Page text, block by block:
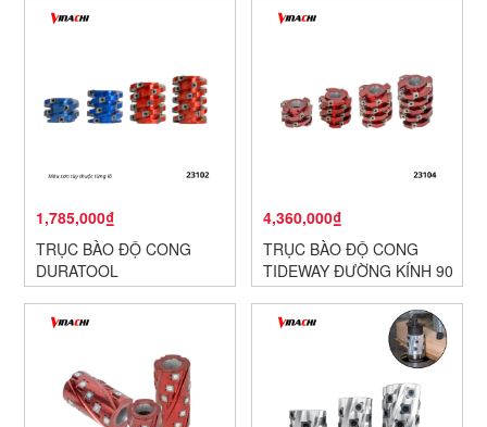
1,785,000₫
TRỤC BÀO ĐỘ CONG
DURATOOL
4,360,000₫
TRỤC BÀO ĐỘ CONG
TIDEWAY ĐƯỜNG KÍNH 90